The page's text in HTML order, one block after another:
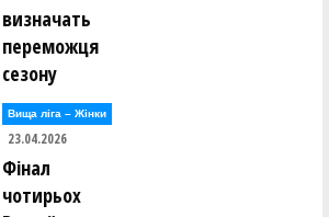
визначать
переможця
сезону
Вища лiга – Жiнки
23.04.2026
Фінал
чотирьох